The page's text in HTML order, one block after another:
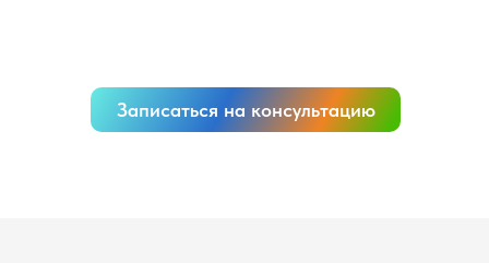
Записаться на консультацию